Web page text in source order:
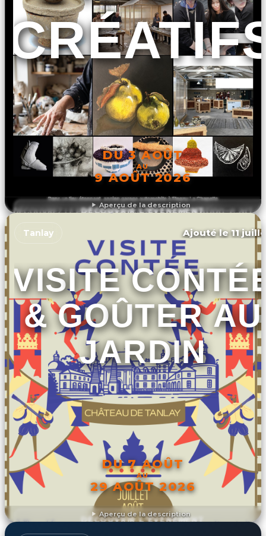
Aperçu de la description
DU 3 AOÛT
AU
9 AOÛT 2026
DÉCOUVRIR L'ÉVÉNEMENT
Aperçu de la description
Tanlay Ajouté le 11
VISITE
& GOÛTER AU
JARDIN
DU 7 AOÛT
AU
29 AOÛT 2026
DÉCOUVRIR L'ÉVÉNEMENT